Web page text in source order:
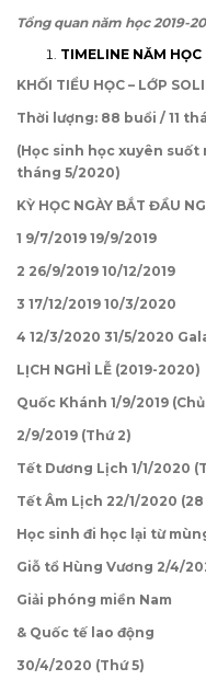
Tổng quan năm học 2019-
TIMELINE NĂM HỌC
KHỐI TIỂU HỌC – LỚP
Thời lượng: 88 buổi / 11
(Học sinh học xuyên suốt
tháng 5/2020)
KỲ HỌC NGÀY BẮT ĐẦU
1 9/7/2019 19/9/2019
2 26/9/2019 10/12/2019
3 17/12/2019 10/3/2020
4 12/3/2020 31/5/2020
LỊCH NGHỈ LỄ (2019-2020)
Quốc Khánh 1/9/2019
2/9/2019 (Thứ 2)
Tết Dương Lịch 1/1/2020
Tết Âm Lịch 22/1/2020
Học sinh đi học lại từ
Giỗ tổ Hùng Vương 2/4/
Giải phóng miền Nam
& Quốc tế lao động
30/4/2020 (Thứ 5)